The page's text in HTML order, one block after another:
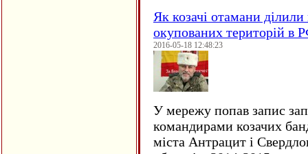
Як козачі отамани
окупованих територій в
2016-05-18 12:48:23
У мережу попав запис
командирами козачих
міста Антрацит і